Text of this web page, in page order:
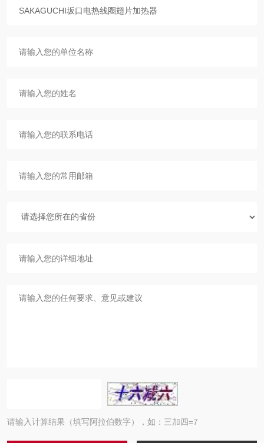
请输入计算结果（填写阿拉伯数字），如：三加四=7